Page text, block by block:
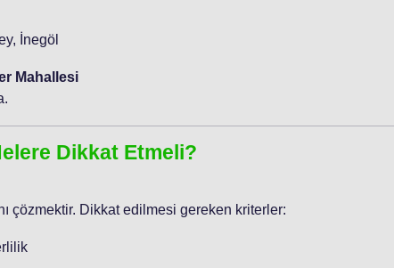
İnegöl
Mahallesi
Dikkat Etmeli?
çözmektir. Dikkat edilmesi gereken kriterler: